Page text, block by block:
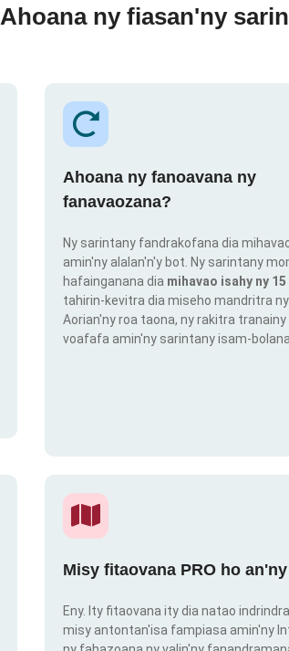
Ahoana ny fiasan'ny
Ahoana ny fanoavana ny
fanavaozana?
Ny sarintany fandrakofana dia
amin'ny alalan'n'y bot. Ny sarintany
hafainganana dia mihavao isahy ny
tahirin-kevitra dia miseho mandritra ny
Aorian'ny roa taona, ny rakitra tranainy
voafafa amin'ny sarintany isam-bolana.
Misy fitaovana PRO ho
Eny. Ity fitaovana ity dia natao
misy antontan'isa fampiasa amin'ny